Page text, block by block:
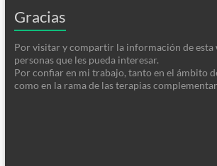
Gracias
Por visitar y compartir la información de esta
personas que les pueda interesar.
Por confiar en mi trabajo, tanto en el ámbito
como en la rama de las terapias